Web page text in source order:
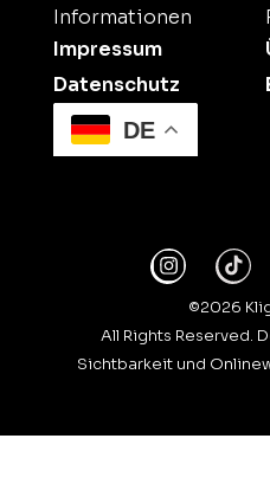
Informationen
Impressum
Datenschutz
DE
©2026
All Rights Reserved.
Sichtbarkeit und